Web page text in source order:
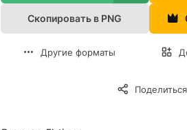
Скопировать в PNG
Другие форматы
Поделиться